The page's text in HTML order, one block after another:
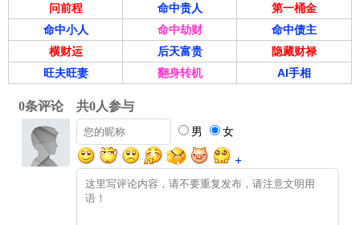
问前程 命中贵人
第一桶金
命中小人
命中劫财
命中债主
横财运
后天富贵
隐藏财禄
旺夫旺妻
翻身转机 AI手相